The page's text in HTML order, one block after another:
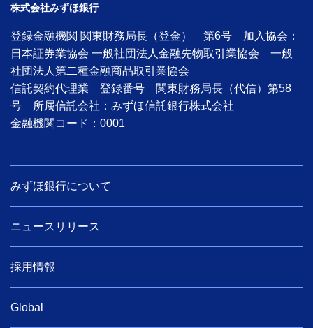
株式会社みずほ銀行
登録金融機関 関東財務局長（登金） 第6号 加入協会：
日本証券業協会 一般社団法人金融先物取引業協会 一般
社団法人第二種金融商品取引業協会
信託契約代理業 登録番号 関東財務局長（代信）第58
号 所属信託会社：みずほ信託銀行株式会社
金融機関コード：0001
みずほ銀行について
ニュースリリース
採用情報
Global